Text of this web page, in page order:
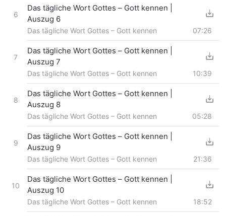
6
Das tägliche Wort Gottes – Gott kennen |
Auszug 6
Das tägliche Wort Gottes – Gott kennen 07:26
7
Das tägliche Wort Gottes – Gott kennen |
Auszug 7
Das tägliche Wort Gottes – Gott kennen 10:39
8
Das tägliche Wort Gottes – Gott kennen |
Auszug 8
Das tägliche Wort Gottes – Gott kennen 05:28
9
Das tägliche Wort Gottes – Gott kennen |
Auszug 9
Das tägliche Wort Gottes – Gott kennen 21:36
10
Das tägliche Wort Gottes – Gott kennen |
Auszug 10
Das tägliche Wort Gottes – Gott kennen 18:52